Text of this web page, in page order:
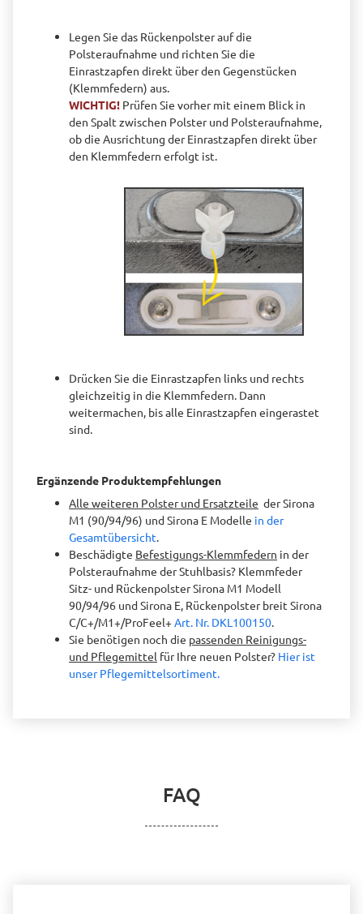
Legen Sie das Rückenpolster auf die
Polsteraufnahme und richten Sie die
Einrastzapfen direkt über den Gegenstücken
(Klemmfedern) aus.
WICHTIG! Prüfen Sie vorher mit einem Blick in
den Spalt zwischen Polster und Polsteraufnahme,
ob die Ausrichtung der Einrastzapfen direkt über
den Klemmfedern erfolgt ist.
Drücken Sie die Einrastzapfen links und rechts
gleichzeitig in die Klemmfedern. Dann
weitermachen, bis alle Einrastzapfen eingerastet
sind.
Ergänzende Produktempfehlungen
Alle weiteren Polster und Ersatzteile der Sirona
M1 (90/94/96) und Sirona E Modelle in der
Gesamtübersicht.
Beschädigte Befestigungs-Klemmfedern in der
Polsteraufnahme der Stuhlbasis? Klemmfeder
Sitz- und Rückenpolster Sirona M1 Modell
90/94/96 und Sirona E, Rückenpolster breit Sirona
C/C+/M1+/ProFeel+Art. Nr. DKL100150.
Sie benötigen noch die passenden Reinigungs-
und Pflegemittel für Ihre neuen Polster? Hier ist
unser Pflegemittelsortiment.
FAQ